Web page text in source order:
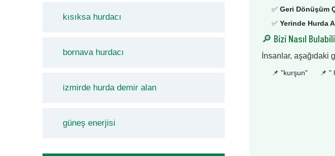
kısıksa hurdacı
bornava hurdacı
izmirde hurda demir alan
güneş enerjisi
✅ Geri Dönüşüm
✅ Yerinde Hurda
🔎 Bizi Nasıl
İnsanlar,
📌 "kurşun" 📌 "